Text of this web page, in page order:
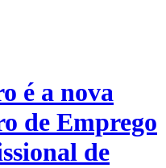
é a nova
de Emprego
de